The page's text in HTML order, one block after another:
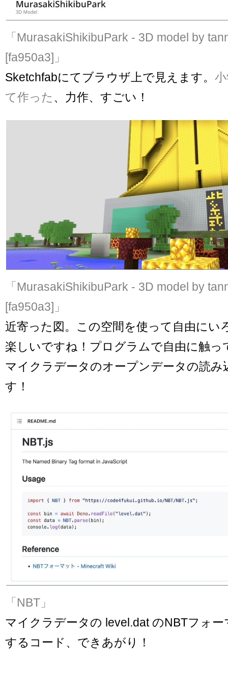
「MurasakiShikibuPark - 3D model by
[fa950a3]」
Sketchfabにてブラウザ上で見えます。
て作った 、力作、すごい！
「MurasakiShikibuPark - 3D model by
[fa950a3]」
近寄った図。この空間を使って自由にい
楽しいですね！プログラムで自由に触っ
マイクラデータのオープンデータの読み
す！
「NBT」
マイクラデータの level.dat のNBTフォ
するコード、できあがり！